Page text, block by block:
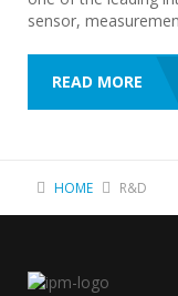
sensor,
READ MORE
HOME R&D